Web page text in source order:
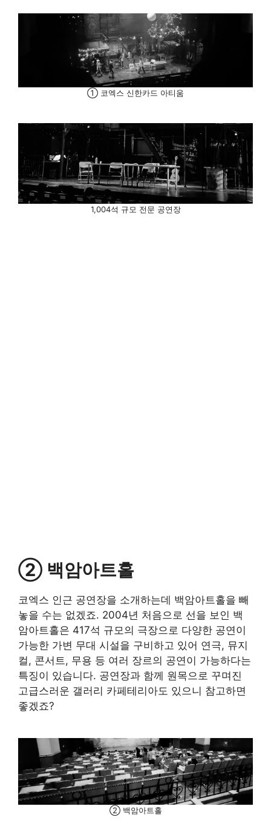
① 코엑스 신한카드 아티움
1,004석 규모 전문 공연장
② 백암아트홀
코엑스 인근 공연장을 소개하는데 백암아트홀을 빼
놓을 수는 없겠죠. 2004년 처음으로 선을 보인 백
암아트홀은 417석 규모의 극장으로 다양한 공연이
가능한 가변 무대 시설을 구비하고 있어 연극, 뮤지
컬, 콘서트, 무용 등 여러 장르의 공연이 가능하다는
특징이 있습니다. 공연장과 함께 원목으로 꾸며진
고급스러운 갤러리 카페테리아도 있으니 참고하면
좋겠죠?
② 백암아트홀